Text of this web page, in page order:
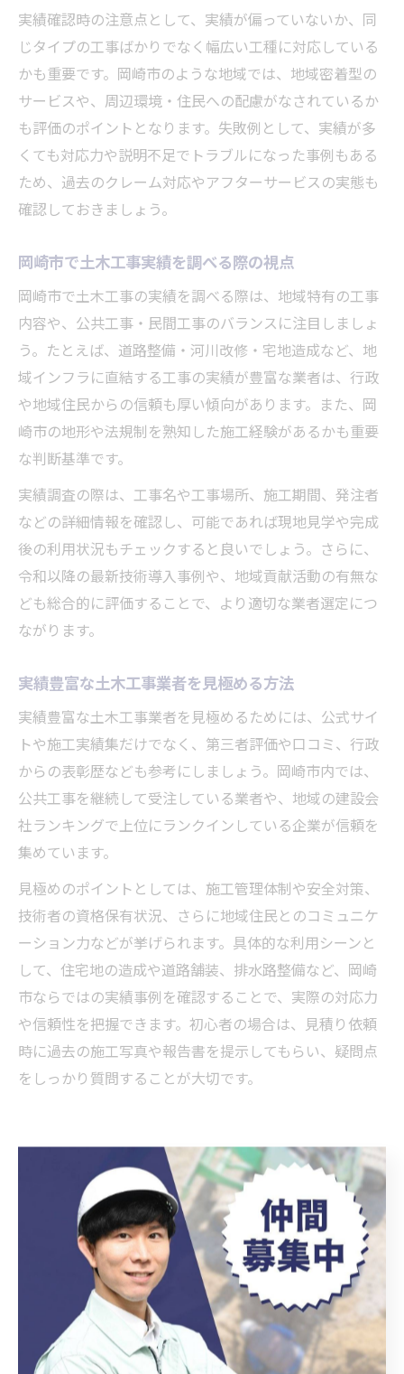
実績確認時の注意点として、実績が偏っていないか、同
じタイプの工事ばかりでなく幅広い工種に対応している
かも重要です。岡崎市のような地域では、地域密着型の
サービスや、周辺環境・住民への配慮がなされているか
も評価のポイントとなります。失敗例として、実績が多
くても対応力や説明不足でトラブルになった事例もある
ため、過去のクレーム対応やアフターサービスの実態も
確認しておきましょう。
岡崎市で土木工事実績を調べる際の視点
岡崎市で土木工事の実績を調べる際は、地域特有の工事
内容や、公共工事・民間工事のバランスに注目しましょ
う。たとえば、道路整備・河川改修・宅地造成など、地
域インフラに直結する工事の実績が豊富な業者は、行政
や地域住民からの信頼も厚い傾向があります。また、岡
崎市の地形や法規制を熟知した施工経験があるかも重要
な判断基準です。
実績調査の際は、工事名や工事場所、施工期間、発注者
などの詳細情報を確認し、可能であれば現地見学や完成
後の利用状況もチェックすると良いでしょう。さらに、
令和以降の最新技術導入事例や、地域貢献活動の有無な
ども総合的に評価することで、より適切な業者選定につ
ながります。
実績豊富な土木工事業者を見極める方法
実績豊富な土木工事業者を見極めるためには、公式サイ
トや施工実績集だけでなく、第三者評価や口コミ、行政
からの表彰歴なども参考にしましょう。岡崎市内では、
公共工事を継続して受注している業者や、地域の建設会
社ランキングで上位にランクインしている企業が信頼を
集めています。
見極めのポイントとしては、施工管理体制や安全対策、
技術者の資格保有状況、さらに地域住民とのコミュニケ
ーション力などが挙げられます。具体的な利用シーンと
して、住宅地の造成や道路舗装、排水路整備など、岡崎
市ならではの実績事例を確認することで、実際の対応力
や信頼性を把握できます。初心者の場合は、見積り依頼
時に過去の施工写真や報告書を提示してもらい、疑問点
をしっかり質問することが大切です。
安心の土木工事を実現する技術力
土木工事で求められる最新技術の活用例
土木工事の現場では、近年ICT施工やドローン測量、3次
元設計データの活用など、最新技術の導入が急速に進ん